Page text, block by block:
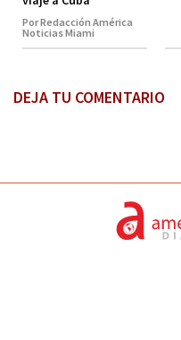
Por Redacción América
Noticias Miami
DEJA TU COMENTARIO